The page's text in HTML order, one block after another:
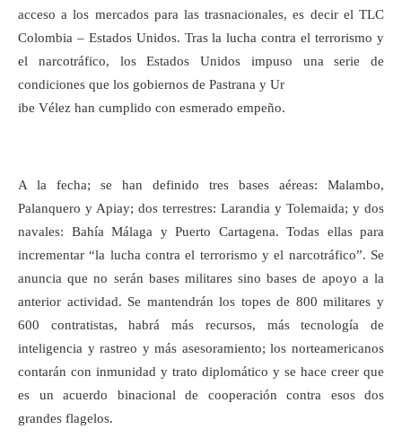
acceso a los mercados para las trasnacionales, es decir el TLC
Colombia – Estados Unidos. Tras la lucha contra el terrorismo y
el narcotráfico, los Estados Unidos impuso una serie de
condiciones que los gobiernos de Pastrana y Ur
ibe Vélez han cumplido con esmerado empeño.
A la fecha; se han definido tres bases aéreas: Malambo,
Palanquero y Apiay; dos terrestres: Larandia y Tolemaida; y dos
navales: Bahía Málaga y Puerto Cartagena. Todas ellas para
incrementar “la lucha contra el terrorismo y el narcotráfico”. Se
anuncia que no serán bases militares sino bases de apoyo a la
anterior actividad. Se mantendrán los topes de 800 militares y
600 contratistas, habrá más recursos, más tecnología de
inteligencia y rastreo y más asesoramiento; los norteamericanos
contarán con inmunidad y trato diplomático y se hace creer que
es un acuerdo binacional de cooperación contra esos dos
grandes flagelos.